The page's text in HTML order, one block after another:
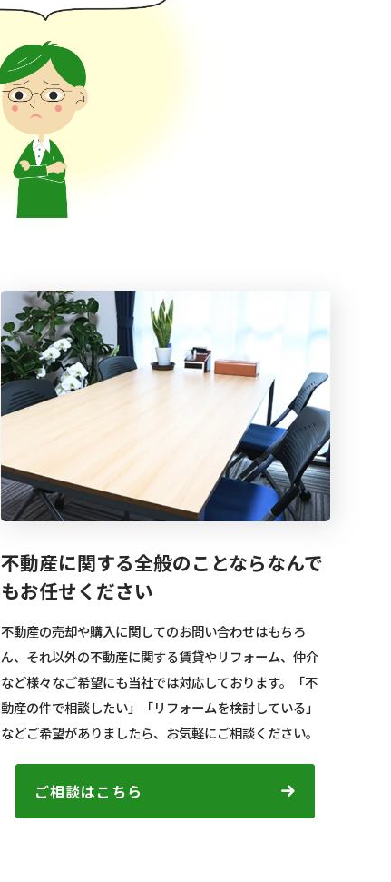
不動産に関する全般のことならなんで
もお任せください
不動産の売却や購入に関してのお問い合わせはもちろ
ん、それ以外の不動産に関する賃貸やリフォーム、仲介
など様々なご希望にも当社では対応しております。「不
動産の件で相談したい」「リフォームを検討している」
などご希望がありましたら、お気軽にご相談ください。
ご相談はこちら